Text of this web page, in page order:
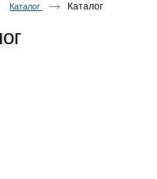
Каталог Каталог